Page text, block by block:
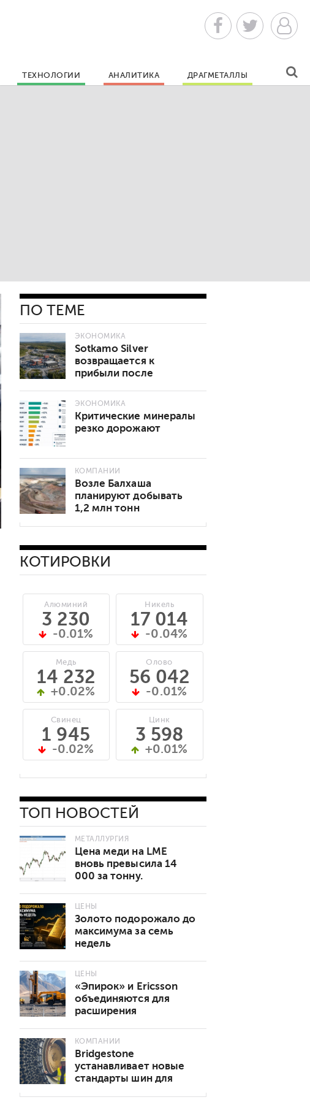
ТЕХНОЛОГИИ АНАЛИТИКА ДРАГМЕТАЛЛЫ
ПО ТЕМЕ
ЭКОНОМИКА
Sotkamo Silver
возвращается к
прибыли после
ЭКОНОМИКА
Критические минералы
резко дорожают
КОМПАНИИ
Возле Балхаша
планируют добывать
1,2 млн тонн
КОТИРОВКИ
Алюминий
3 230
-0.01%
Медь
14 232
+0.02%
Свинец
1 945
-0.02%
Никель
17 014
-0.04%
Олово
56 042
-0.01%
Цинк
3 598
+0.01%
ТОП НОВОСТЕЙ
МЕТАЛЛУРГИЯ
Цена меди на LME
вновь превысила 14
000 за тонну.
роста
ЦЕНЫ
Золото подорожало до
максимума за семь
недель
ЦЕНЫ
«Эпирок» и Ericsson
объединяются для
расширения
подключения 5G в
горнодобывающей
промышленности
КОМПАНИИ
Bridgestone
устанавливает новые
стандарты шин для